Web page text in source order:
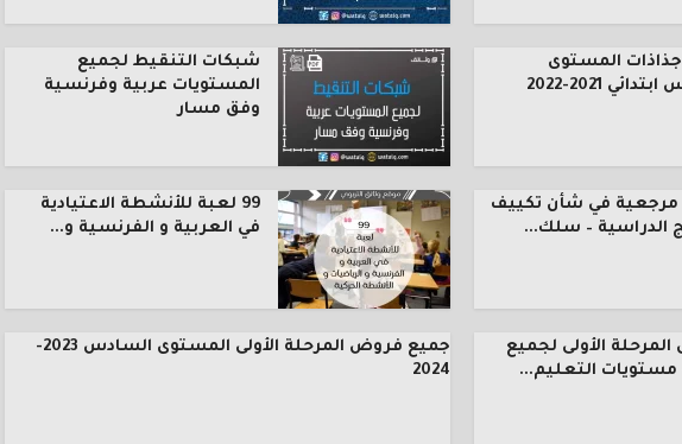
المستوى
2021-2022
شبكات التنقيط لجميع
المستويات عربية وفرنسية
وفق مسار
مرجعية في شأن تكييف
الدراسية – سلك...
99 لعبة للأنشطة الاعتيادية
في العربية و الفرنسية و...
الأولى لجميع
مستويات التعليم...
جميع فروض المرحلة الأولى المستوى السادس 2023-
2024